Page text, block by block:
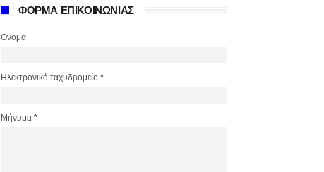
ΦΟΡΜΑ ΕΠΙΚΟΙΝΩΝΙΑΣ
Όνομα
Ηλεκτρονικό ταχυδρομείο *
Μήνυμα *